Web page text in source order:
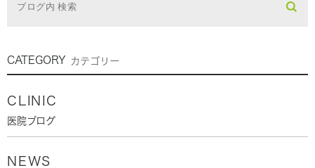
CATEGORY カテゴリー
CLINIC
医院ブログ
NEWS